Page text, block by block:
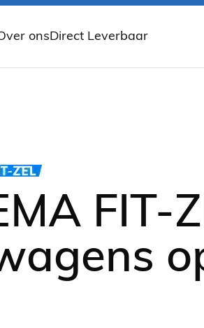
ons Direct Leverbaar
FIT-